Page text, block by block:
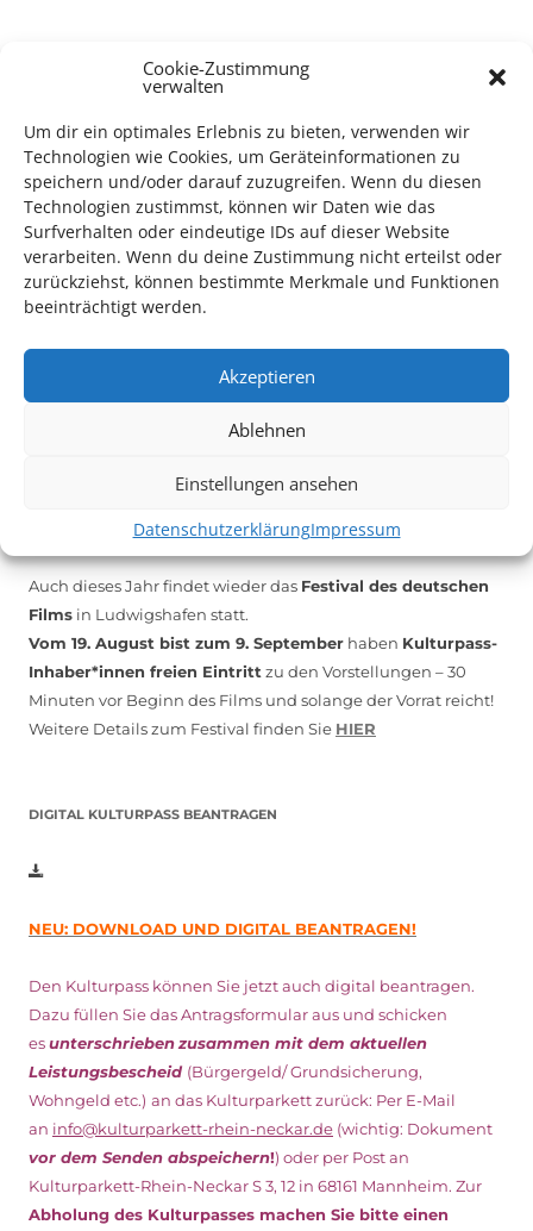
Cookie-Zustimmung
verwalten
Um dir ein optimales Erlebnis zu bieten, verwenden wir
Technologien wie Cookies, um Geräteinformationen zu
speichern und/oder darauf zuzugreifen. Wenn du diesen
Technologien zustimmst, können wir Daten wie das
Surfverhalten oder eindeutige IDs auf dieser Website
verarbeiten. Wenn du deine Zustimmung nicht erteilst oder
zurückziehst, können bestimmte Merkmale und Funktionen
beeinträchtigt werden.
Akzeptieren
Ablehnen
Einstellungen ansehen
DatenschutzerklärungImpressum
TECHNIK SUPPORT GESUCHT!
Das Kulturparkett freut sich stets überehrenamtliche
Mithilfe im Bereich Technik. Sie haben Interesse? Dann
melden Sie sich unter
info@kulturparkett-rhein-neckar.de
*KULTURTIPP SOMMERPAUSE: FESTIVAL DES DEUTSCHEN FILMS*
Auch dieses Jahr findet wieder das Festival des deutschen
Films in Ludwigshafen statt.
Vom 19. August bist zum 9. September haben Kulturpass-
Inhaber*innen freien Eintritt zu den Vorstellungen – 30
Minuten vor Beginn des Films und solange der Vorrat reicht!
Weitere Details zum Festival finden Sie HIER
DIGITAL KULTURPASS BEANTRAGEN
NEU: DOWNLOAD UND DIGITAL BEANTRAGEN!
Den Kulturpass können Sie jetzt auch digital beantragen.
Dazu füllen Sie das Antragsformular aus und schicken
esunterschriebenzusammen mit dem aktuellen
Leistungsbescheid (Bürgergeld/ Grundsicherung,
Wohngeld etc.) an das Kulturparkett zurück: Per E-Mail
an info@kulturparkett-rhein-neckar.de (wichtig: Dokument
vor dem Senden abspeichern!) oder per Post an
Kulturparkett-Rhein-Neckar S 3, 12 in 68161 Mannheim. Zur
Abholung des Kulturpasses machen Sie bitte einen